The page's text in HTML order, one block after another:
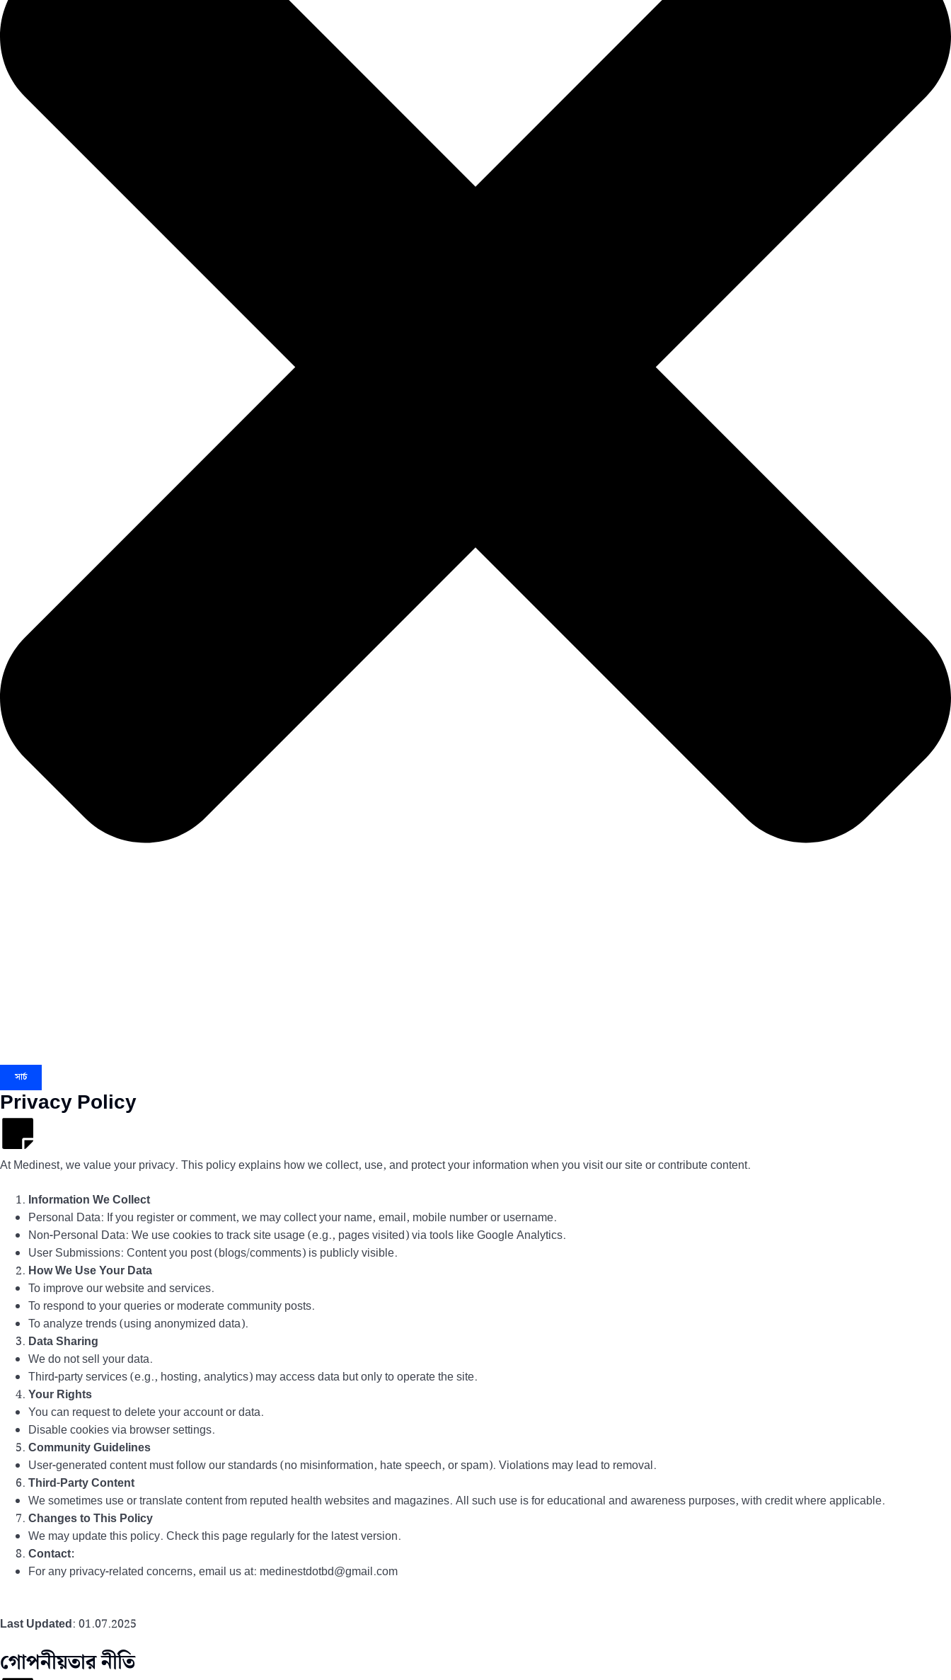
সার্চ
Privacy Policy
At Medinest, we value your privacy. This policy explains how we collect, use, and protect your information when you visit our site or contribute content.
Information We Collect
Personal Data: If you register or comment, we may collect your name, email, mobile number or username.
Non-Personal Data: We use cookies to track site usage (e.g., pages visited) via tools like Google Analytics.
User Submissions: Content you post (blogs/comments) is publicly visible.
How We Use Your Data
To improve our website and services.
To respond to your queries or moderate community posts.
To analyze trends (using anonymized data).
Data Sharing
We do not sell your data.
Third-party services (e.g., hosting, analytics) may access data but only to operate the site.
Your Rights
You can request to delete your account or data.
Disable cookies via browser settings.
Community Guidelines
User-generated content must follow our standards (no misinformation, hate speech, or spam). Violations may lead to removal.
Third-Party Content
We sometimes use or translate content from reputed health websites and magazines. All such use is for educational and awareness purposes, with credit where applicable.
Changes to This Policy
We may update this policy. Check this page regularly for the latest version.
Contact:
For any privacy-related concerns, email us at: medinestdotbd@gmail.com
Last Updated: 01.07.2025
গোপনীয়তার নীতি